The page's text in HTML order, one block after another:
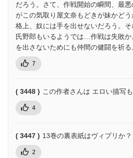
だろう。さて、作戦開始の瞬間、最
がこの気取り屋文奈もどきが妹かど
格上、奴には手を出せないだろう。
氏野郎もいるようでは…作戦は失敗
を出さないためにも仲間の健闘を祈る
7
( 3448 ) この作者さんは エロい描写
4
( 3447 ) 13巻の裏表紙はヴィプリか？
2